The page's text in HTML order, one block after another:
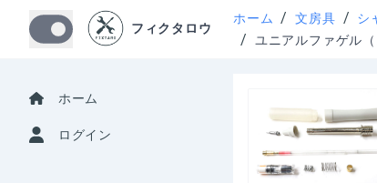
ホーム
ログイン
フィクタロウ
ホーム / 文房具 / シ
/ ユニアルファゲル